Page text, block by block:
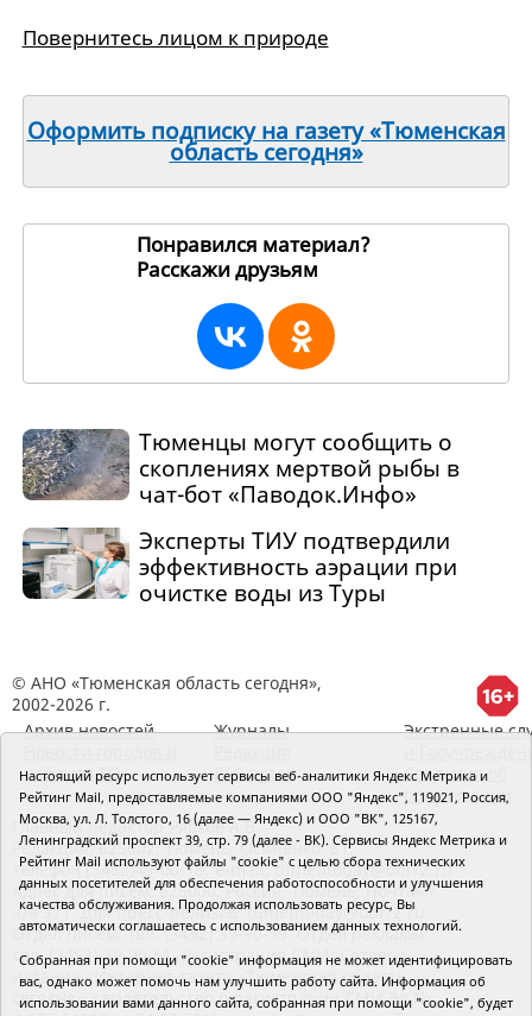
Повернитесь лицом к природе
Оформить подписку на газету «Тюменская
область сегодня»
Понравился материал?
Расскажи друзьям
Тюменцы могут сообщить о
скоплениях мертвой рыбы в
чат-бот «Паводок.Инфо»
Эксперты ТИУ подтвердили
эффективность аэрации при
очистке воды из Туры
© АНО «Тюменская область сегодня»,
2002-2026 г.
Архив новостей
районов ТО
Журналы
RSS поток
Экстренные
Сведения об
организации
Главный редактор Рябков А.В.
Редакция: 625002, Тюмень, Осипенко, 81,
телефон (3452)49-00-18, e-mail: tumentoday@obl72.ru
Адрес для писем: 625000, Россия, Тюмень, Почтамт,
а/я 371. Для пресс-релизов: tumentoday@obl72.ru.
Отдел писем: тел. (3452) 39-90-59. Отдел рекламы:
тел. (3452) 39-90-51. Регистрация СМИ: Сетевое
издание «Интернет-газета «Тюменская область
сегодня», свидетельство о регистрации СМИ Эл №
Настоящий ресурс использует сервисы веб-аналитики Яндекс Метрика и
Рейтинг Mail, предоставляемые компаниями ООО "Яндекс", 119021, Россия,
Москва, ул. Л. Толстого, 16 (далее — Яндекс) и ООО "ВК", 125167,
Ленинградский проспект 39, стр. 79 (далее - ВК). Сервисы Яндекс Метрика и
Рейтинг Mail используют файлы "cookie" с целью сбора технических
данных посетителей для обеспечения работоспособности и улучшения
качества обслуживания. Продолжая использовать ресурс, Вы
автоматически соглашаетесь с использованием данных технологий.
Собранная при помощи "cookie" информация не может идентифицировать
вас, однако может помочь нам улучшить работу сайта. Информация об
использовании вами данного сайта, собранная при помощи "cookie", будет